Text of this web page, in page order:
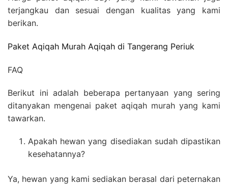
terjangkau dan sesuai dengan kualitas yang kami
berikan.
Paket Aqiqah Murah Aqiqah di Tangerang Periuk
FAQ
Berikut ini adalah beberapa pertanyaan yang sering
ditanyakan mengenai paket aqiqah murah yang kami
tawarkan.
Apakah hewan yang disediakan sudah dipastikan
kesehatannya?
Ya, hewan yang kami sediakan berasal dari peternakan